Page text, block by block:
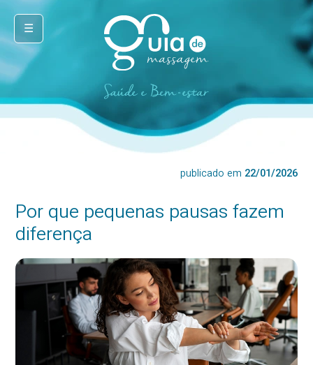
☰
publicado em 22/01/2026
Por que pequenas pausas fazem
diferença